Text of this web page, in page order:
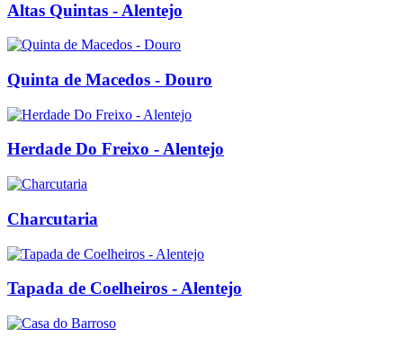
Altas Quintas - Alentejo
Quinta de Macedos - Douro
Herdade Do Freixo - Alentejo
Charcutaria
Tapada de Coelheiros - Alentejo